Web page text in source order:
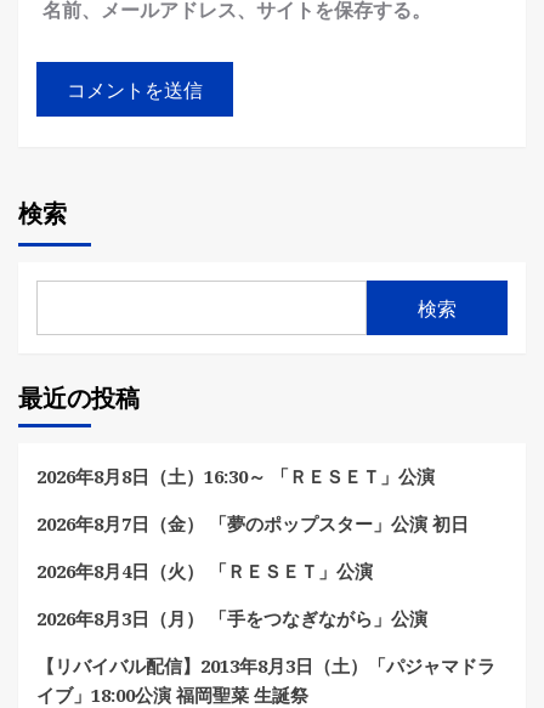
名前、メールアドレス、サイトを保存する。
検索
検索
最近の投稿
2026年8月8日（土）16:30～ 「ＲＥＳＥＴ」公演
2026年8月7日（金） 「夢のポップスター」公演 初日
2026年8月4日（火） 「ＲＥＳＥＴ」公演
2026年8月3日（月） 「手をつなぎながら」公演
【リバイバル配信】2013年8月3日（土）「パジャマドラ
イブ」18:00公演 福岡聖菜 生誕祭